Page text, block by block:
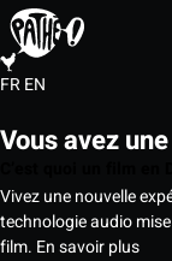
FREN
Vous avez
Vivez une nouvelle
technologie audio
film. En savoir plus